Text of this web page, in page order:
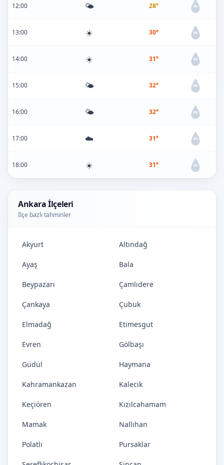
12:00 🌤️ 28° 0%
13:00 ☀️ 30° 0%
14:00 ☀️ 31° 0%
15:00 🌤️ 32° 0%
16:00 🌤️ 32° 0%
17:00 ☁️ 31° 0%
18:00 ☀️ 31° 0%
Ankara İlçeleri
İlçe bazlı tahminler
Akyurt Altındağ
Ayaş Bala
Beypazarı Çamlıdere
Çankaya Çubuk
Elmadağ Etimesgut
Evren Gölbaşı
Güdül Haymana
Kahramankazan Kalecik
Keçiören Kızılcahamam
Mamak Nallıhan
Polatlı Pursaklar